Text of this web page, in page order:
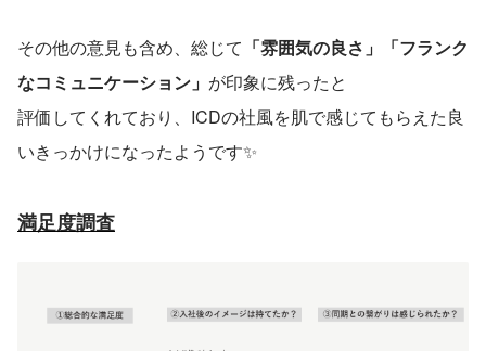
その他の意見も含め、総じて 「雰囲気の良さ」「フランク
なコミュニケーション」 が印象に残ったと
評価してくれており、ICDの社風を肌で感じてもらえた良
いきっかけになったようです✨
満足度調査